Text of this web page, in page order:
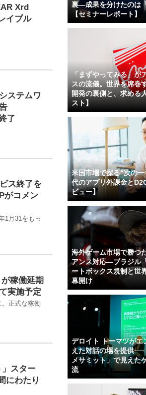
Xrd
イブル
ステムワ
了
ス終了を
がコメン
1月31をもっ
稼働延期
実施予定
正式な稼働
」スター
にわたり
裏―成果を分けたのは
【セミナーレポート】
「まずやってみる」が
スの流儀。世界を席巻
開発の裏側と、求める
スト】
米国市場で探る“次の
代のアプリ外課金と
ビュー】
海外ゲーム市場で勝つ
アンス対応—ブラジル
ートボックス規制と世
幕開け
デロイト トーマツがエ
えた対話の場を提供──
メサミット」で見えた
流